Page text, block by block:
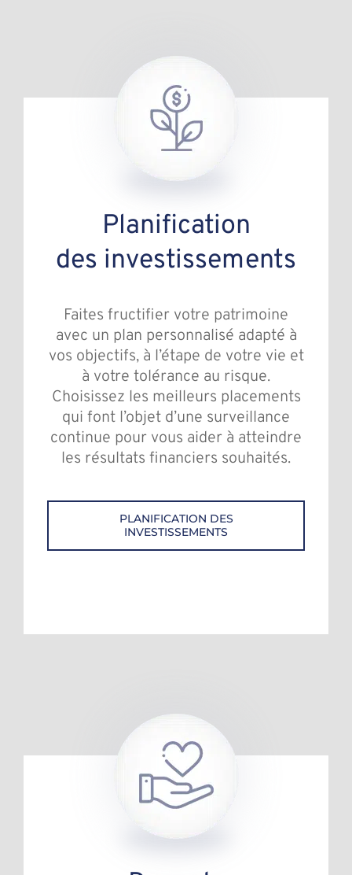
Planification
des investissements
Faites fructifier votre patrimoine
avec un plan personnalisé adapté à
vos objectifs, à l’étape de votre vie et
à votre tolérance au risque.
Choisissez les meilleurs placements
qui font l’objet d’une surveillance
continue pour vous aider à atteindre
les résultats financiers souhaités.
PLANIFICATION DES
INVESTISSEMENTS